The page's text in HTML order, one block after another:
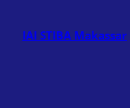
konten
IAI STIBA Makassar